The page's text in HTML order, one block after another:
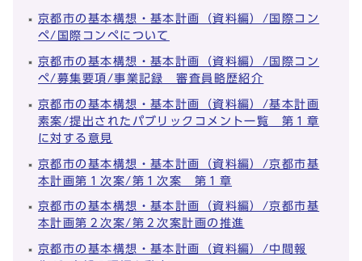
京都市の基本構想・基本計画（資料編）/国際コン
ペ/国際コンペについて
京都市の基本構想・基本計画（資料編）/国際コン
ペ/募集要項/事業記録 審査員略歴紹介
京都市の基本構想・基本計画（資料編）/基本計画
素案/提出されたパブリックコメント一覧 第１章
に対する意見
京都市の基本構想・基本計画（資料編）/京都市基
本計画第１次案/第１次案 第１章
京都市の基本構想・基本計画（資料編）/京都市基
本計画第２次案/第２次案計画の推進
京都市の基本構想・基本計画（資料編）/中間報